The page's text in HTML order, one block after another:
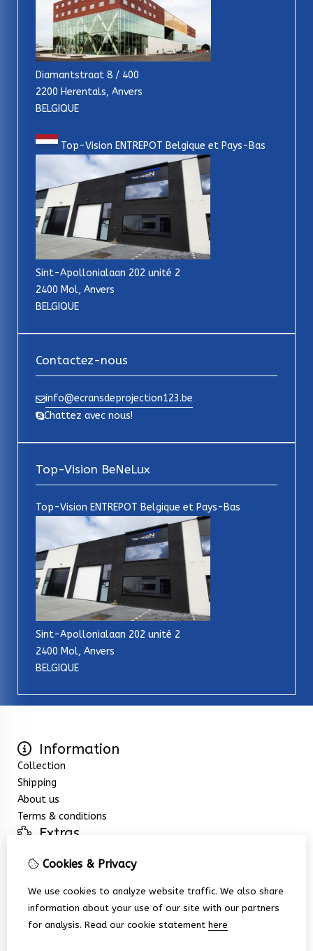
Diamantstraat 8 / 400
2200 Herentals, Anvers
BELGIQUE
Top-Vision ENTREPOT Belgique et Pays-Bas
Sint-Apollonialaan 202 unité 2
2400 Mol, Anvers
BELGIQUE
Contactez-nous
info@ecransdeprojection123.be
Chattez avec nous!
Top-Vision BeNeLux
Top-Vision ENTREPOT Belgique et Pays-Bas
Sint-Apollonialaan 202 unité 2
2400 Mol, Anvers
BELGIQUE
Information
Collection
Shipping
About us
Terms & conditions
Extras
Customer Service
Cookies & Privacy
We use cookies to analyze website traffic. We also share
information about your use of our site with our partners
for analysis. Read our cookie statement here